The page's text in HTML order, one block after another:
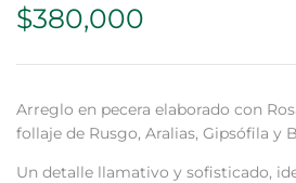
$380,000
Arreglo en pecera elaborado con
follaje de Rusgo, Aralias, Gipsófila y
Un detalle llamativo y sofisticado,